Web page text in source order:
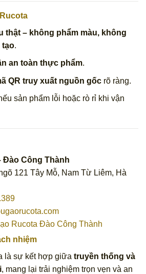
thật – không phẩm màu, không
tạo.
an toàn thực phẩm.
QR truy xuất nguồn gốcrõ ràng.
sản phẩm lỗi hoặc rò rỉ khi vận
Đào Công Thành
121 Tây Mỗ, Nam Từ Liêm, Hà
Rucota Đào Công Thành
nhiệm
là sự kết hợp giữa truyền thống và
, mang lại trải nghiệm trọn vẹn và an